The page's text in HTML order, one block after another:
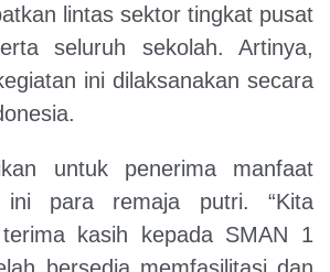
lintas sektor tingkat pusat
seluruh sekolah. Artinya,
ini dilaksanakan secara
untuk penerima manfaat
ini para remaja putri. “Kita
kasih kepada SMAN 1